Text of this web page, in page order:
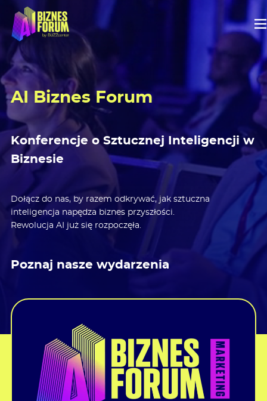
AI Biznes Forum
Konferencje o Sztucznej Inteligencji w
Biznesie
Dołącz do nas, by razem odkrywać, jak sztuczna
inteligencja napędza biznes przyszłości.
Rewolucja AI już się rozpoczęła.
Poznaj nasze wydarzenia